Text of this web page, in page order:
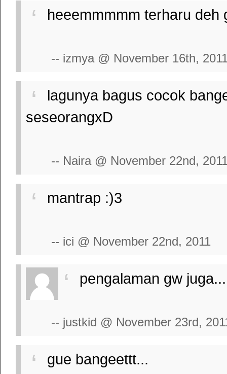
heeemmmmm terharu deh
-- izmya @ November 16th,
lagunya bagus cocok
seseorangxD
-- Naira @ November 22nd,
mantrap :)3
-- ici @ November 22nd, 2011
pengalaman gw
-- justkid @ November 23rd,
gue bangeettt...